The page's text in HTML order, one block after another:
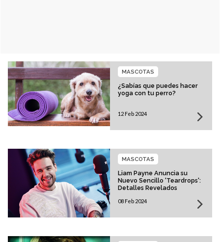
¿Sabías que puedes hacer
yoga con tu perro?
MASCOTAS
12 Feb 2024
Liam Payne Anuncia su
Nuevo Sencillo 'Teardrops':
Detalles Revelados
MASCOTAS
08 Feb 2024